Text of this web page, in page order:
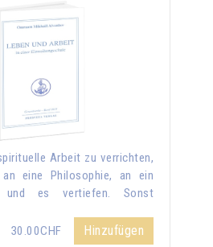
Arbeit zu verrichten,
eine Philosophie, an ein
und es vertiefen. Sonst
30.00CHF
Hinzufügen